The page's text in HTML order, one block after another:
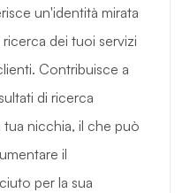
un'identità mirata
dei tuoi servizi
Contribuisce a
di ricerca
nicchia, il che può
il
per la sua